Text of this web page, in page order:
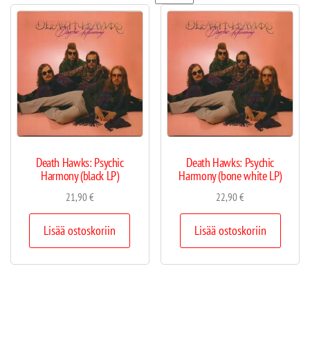
Death Hawks: Psychic
Harmony (black LP)
21,90€
Lisää ostoskoriin
Death Hawks: Psychic
Harmony (bone white LP)
22,90€
Lisää ostoskoriin